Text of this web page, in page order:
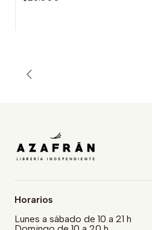
Horarios
Lunes a sábado de 10 a 21 h